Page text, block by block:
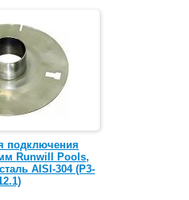
подключения
Runwill Pools,
AISI-304 (Р3-